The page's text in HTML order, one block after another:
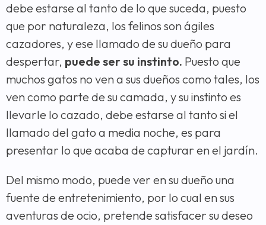
debe estarse al tanto de lo que suceda, puesto
que por naturaleza, los felinos son ágiles
cazadores, y ese llamado de su dueño para
despertar, puede ser su instinto. Puesto que
muchos gatos no ven a sus dueños como tales, los
ven como parte de su camada, y su instinto es
llevarle lo cazado, debe estarse al tanto si el
llamado del gato a media noche, es para
presentar lo que acaba de capturar en el jardín.
Del mismo modo, puede ver en su dueño una
fuente de entretenimiento, por lo cual en sus
aventuras de ocio, pretende satisfacer su deseo